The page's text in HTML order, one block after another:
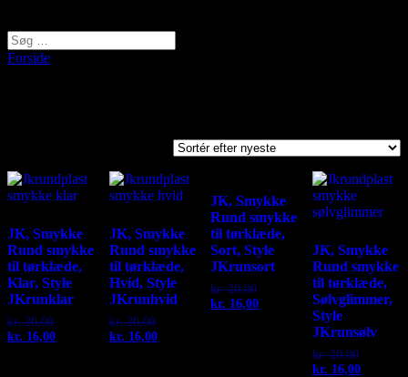
Forside
Sorted
latest
JK, Smykke
Rund smykke
til tørklæde,
Klar, Style
JKrunklar
kr.20,00
price
kr. 16,00
JK, Smykke
Rund smykke
til tørklæde,
Hvid, Style
JKrunhvid
kr.20,00Original
price
kr. 16,00Current
JK, Smykke
Rund smykke
til tørklæde,
Sort, Style
JKrunsort
kr.20,00Original
price
kr. 16,00
JK, Smykke
Rund smykke
til tørklæde,
Sølvglimmer,
Style
JKrunsølv
kr.20,00Original
price
kr. 16,00Current